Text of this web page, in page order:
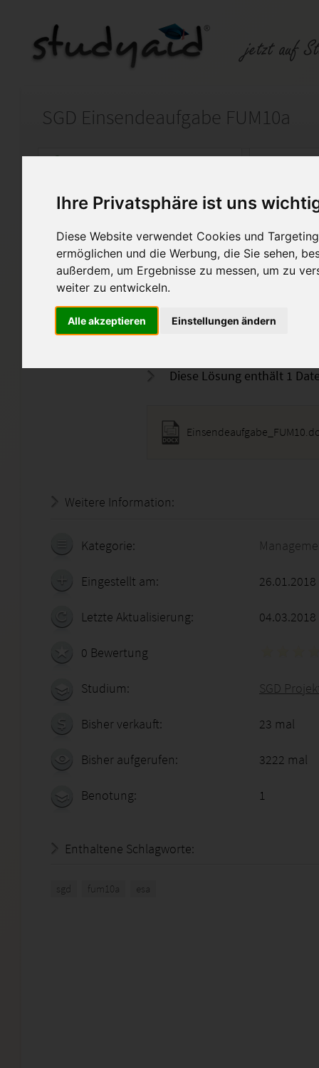
Ihre Privatsphäre ist uns
Diese Website verwendet Cookies und
ermöglichen und die Werbung, die Sie sehen,
außerdem, um Ergebnisse zu messen, um zu
weiter zu entwickeln.
Alle akzeptieren Einstellungen ändern
SGD Einsendeaufgabe FUM10a
Auf StudyAid.de verkaufen
Startseite Management
Note 1.0
Projektmanagement Lehrgang
Führung und Moderation
Natürlich nicht 1/1 abgeben!
Diese Lösung enthält 1
Weitere Information:
Kategorie:
Eingestellt am:
Letzte Aktualisierung: 04.03.2018
0 Bewertung
Studium: SGD
Bisher verkauft: 23 mal
Bisher aufgerufen: 3222 mal
Benotung: 1
Enthaltene Schlagworte:
sgd fum10a esa